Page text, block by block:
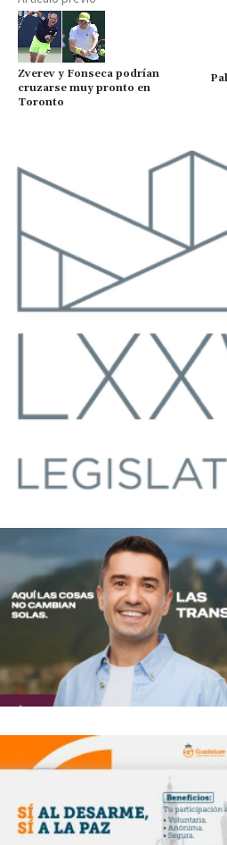
Zverev y Fonseca podrían
cruzarse muy pronto en
Toronto